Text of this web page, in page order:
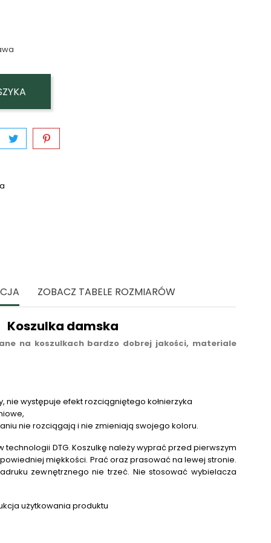
ZOBACZ TABELE ROZMIARÓW
Koszulka damska
na koszulkach bardzo dobrej jakości, materiale
nie występuje efekt rozciągniętego kołnierzyka
nie rozciągają i nie zmieniają swojego koloru.
technologii DTG. Koszulkę należy wyprać przed pierwszym
miękkości. Prać oraz prasować na lewej stronie.
zewnętrznego nie trzeć. Nie stosować wybielacza